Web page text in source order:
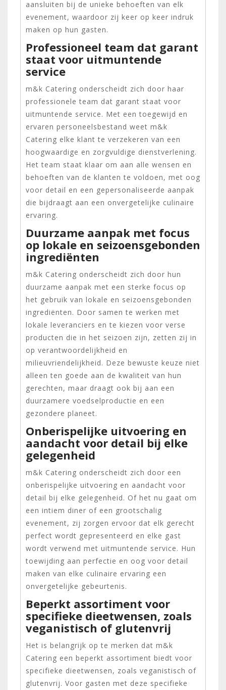
aansluiten bij de unieke behoeften van elk
evenement, waardoor zij keer op keer indruk
maken op hun gasten.
Professioneel team dat garant
staat voor uitmuntende
service
m&k Catering onderscheidt zich door haar
professionele team dat garant staat voor
uitmuntende service. Met een toegewijd en
ervaren personeelsbestand weet m&k
Catering elke klant te verzekeren van een
hoogwaardige en zorgvuldige dienstverlening.
Het team staat klaar om aan alle wensen en
behoeften van de klanten te voldoen, met oog
voor detail en een gepersonaliseerde aanpak
die bijdraagt aan een onvergetelijke culinaire
ervaring.
Duurzame aanpak met focus
op lokale en seizoensgebonden
ingrediënten
m&k Catering onderscheidt zich door hun
duurzame aanpak met een sterke focus op
het gebruik van lokale en seizoensgebonden
ingrediënten. Door samen te werken met
lokale leveranciers en te kiezen voor verse
producten die in het seizoen zijn, zetten zij in
op verantwoordelijkheid en
milieuvriendelijkheid. Deze bewuste keuze niet
alleen ten goede aan de kwaliteit van hun
gerechten, maar draagt ook bij aan een
duurzamere voedselproductie en een
gezondere planeet.
Onberispelijke uitvoering en
aandacht voor detail bij elke
gelegenheid
m&k Catering onderscheidt zich door een
onberispelijke uitvoering en aandacht voor
detail bij elke gelegenheid. Of het nu gaat om
een intiem diner of een grootschalig
evenement, zij zorgen ervoor dat elk gerecht
perfect wordt gepresenteerd en elke gast
wordt verwend met uitmuntende service. Hun
toewijding aan perfectie en oog voor detail
maken van elke culinaire ervaring een
onvergetelijke gebeurtenis.
Beperkt assortiment voor
specifieke dieetwensen, zoals
veganistisch of glutenvrij
Het is belangrijk op te merken dat m&k
Catering een beperkt assortiment biedt voor
specifieke dieetwensen, zoals veganistisch of
glutenvrij. Voor gasten met deze specifieke